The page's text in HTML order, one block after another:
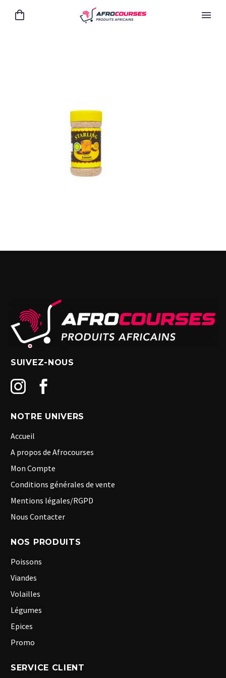
SUIVEZ-NOUS
NOTRE UNIVERS
Accueil
A propos de Afrocourses
Mon Compte
Conditions générales de vente
Mentions légales/RGPD
Nous Contacter
NOS PRODUITS
Poissons
Viandes
Volailles
Légumes
Epices
Promo
SERVICE CLIENT